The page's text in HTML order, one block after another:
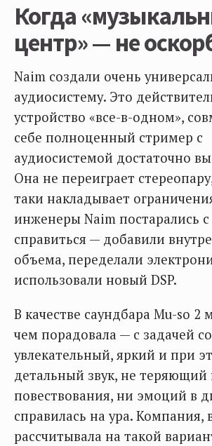
Когда
центр» — не
Naim создали очень
аудиосистему. Это
устройство «все-в-одном»,
себе полноценный стример с
аудиосистемой достаточно
Она не переиграет
таки накладывает
инженеры Naim постарались
справиться — добавили
объема, переделали
использовали новый DSP.
В качестве саундбара Mu-so 2
чем порадовала — с задачей
увлекательный, яркий и при
детальный звук, не
повествования, ни эмоций в
справилась на ура.
рассчитывала на такой